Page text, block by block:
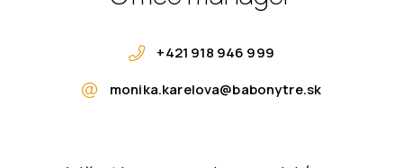
+421 918 946 999
monika.karelova@babonytre.sk